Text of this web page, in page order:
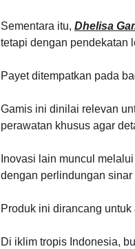
Sementara itu, Dhelisa
tetapi dengan pendekatan
Payet ditempatkan pada
Gamis ini dinilai relevan
perawatan khusus agar
Inovasi lain muncul melalui
dengan perlindungan sinar
Produk ini dirancang
Di iklim tropis Indonesia,